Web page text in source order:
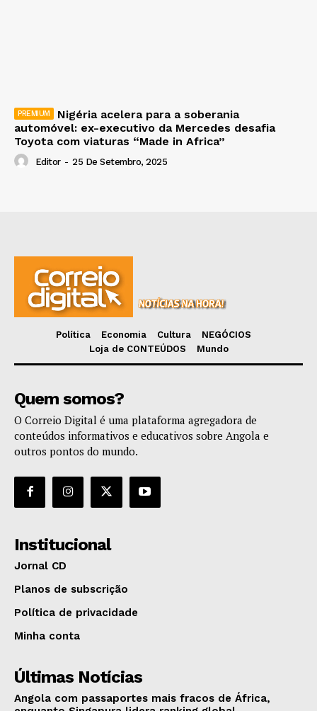
Nigéria acelera para a soberania
automóvel: ex-executivo da Mercedes desafia
Toyota com viaturas “Made in Africa”
Editor - 25 De Setembro, 2025
Política Economia Cultura
NEGÓCIOS
Loja de CONTEÚDOS
Mundo
Quem somos?
O Correio Digital é uma plataforma agregadora de
conteúdos informativos e educativos sobre Angola e
outros pontos do mundo.
Institucional
Jornal CD
Planos de subscrição
Política de privacidade
Minha conta
Últimas Notícias
Angola com passaportes mais fracos de África,